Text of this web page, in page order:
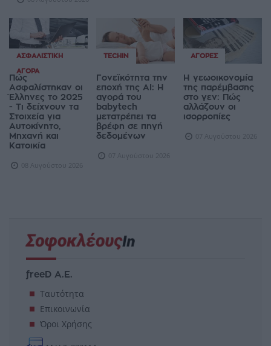
ΑΣΦΑΛΙΣΤΙΚΉ
ΑΓΟΡΆ
Πώς
Ασφαλίστηκαν οι
Έλληνες το 2025
- Τι δείχνουν τα
Στοιχεία για
Αυτοκίνητο,
Μηχανή και
Γονεϊκότητα την
εποχή της AI: Η
αγορά του
babytech
μετατρέπει τα
βρέφη σε πηγή
Η γεωοικονομία
της παρέμβασης
στο γεν: Πώς
αλλάζουν οι
freeD Α.Ε.
Ταυτότητα
Επικοινωνία
Όροι Χρήσης